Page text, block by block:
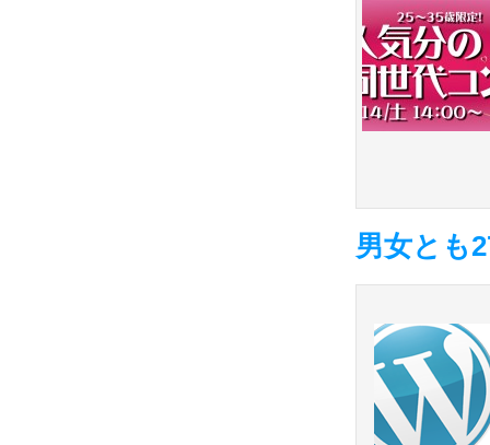
男女とも